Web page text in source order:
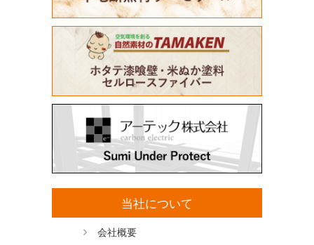
当社について
会社概要